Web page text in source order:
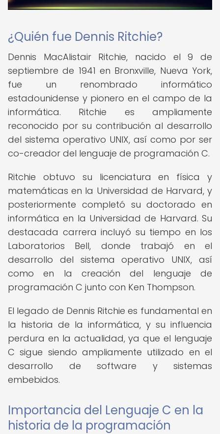
¿Quién fue Dennis Ritchie?
Dennis MacAlistair Ritchie, nacido el 9 de
septiembre de 1941 en Bronxville, Nueva York,
fue un renombrado informático
estadounidense y pionero en el campo de la
informática. Ritchie es ampliamente
reconocido por su contribución al desarrollo
del sistema operativo UNIX, así como por ser
co-creador del lenguaje de programación C.
Ritchie obtuvo su licenciatura en física y
matemáticas en la Universidad de Harvard, y
posteriormente completó su doctorado en
informática en la Universidad de Harvard. Su
destacada carrera incluyó su tiempo en los
Laboratorios Bell, donde trabajó en el
desarrollo del sistema operativo UNIX, así
como en la creación del lenguaje de
programación C junto con Ken Thompson.
El legado de Dennis Ritchie es fundamental en
la historia de la informática, y su influencia
perdura en la actualidad, ya que el lenguaje
C sigue siendo ampliamente utilizado en el
desarrollo de software y sistemas
embebidos.
Importancia del Lenguaje C en la
historia de la programación